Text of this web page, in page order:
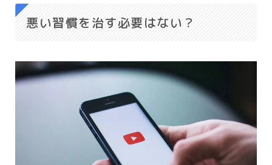
悪い習慣を治す必要はない？